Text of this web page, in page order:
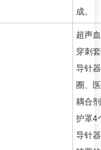
成。
超声
穿刺
导针
圈、
耦合
护罩4
导针